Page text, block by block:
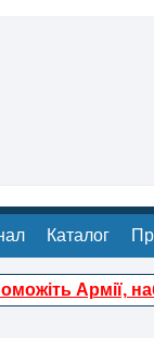
Каталог
Армії,